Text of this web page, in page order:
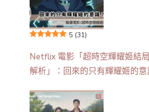
5 (31)
Netflix 電影「超時空輝耀姬結
解析」：回來的只有輝耀姬的意